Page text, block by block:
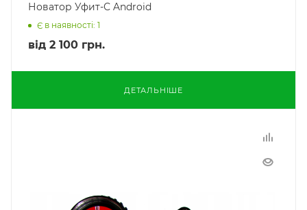
Новатор Уфит-С Android
Є в наявності: 1
від 2 100 грн.
ДЕТАЛЬНІШЕ